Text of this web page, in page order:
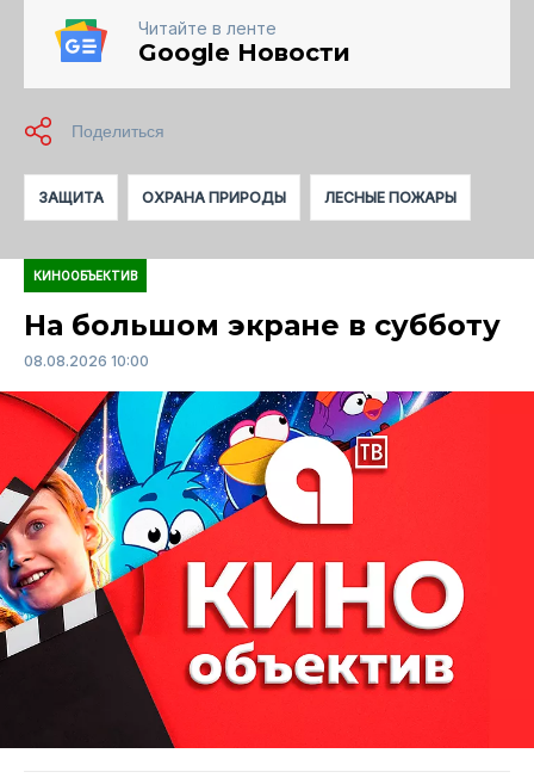
Читайте в ленте
Google Новости
ЗАЩИТА ОХРАНА ПРИРОДЫ ЛЕСНЫЕ ПОЖАРЫ
КИНООБЪЕКТИВ
На большом экране в субботу
08.08.2026 10:00